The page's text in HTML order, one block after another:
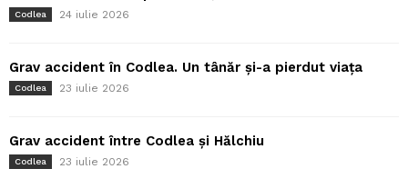
Codlea 24 iulie 2026
Grav accident în Codlea. Un tânăr și-a pierdut viața
Codlea 23 iulie 2026
Grav accident între Codlea și Hălchiu
Codlea 23 iulie 2026